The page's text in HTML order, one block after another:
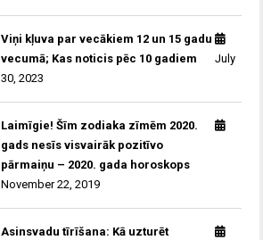
Viņi kļuva par vecākiem 12 un 15 gadu
vecumā; Kas noticis pēc 10 gadiem
July
30, 2023
Laimīgie! Šīm zodiaka zīmēm 2020.
gads nesīs visvairāk pozitīvo
pārmaiņu – 2020. gada horoskops
November 22, 2019
Asinsvadu tīrīšana: Kā uzturēt